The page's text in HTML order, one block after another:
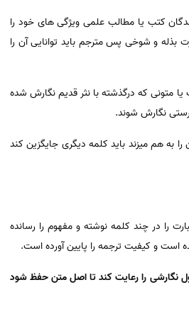
کتب یا مطالب علمی ویژگی های خود را
بذله و شوخی پس مترجم باید توانایی آن را
متونی که درگذشته با نثر قدیم نگارش شده
نگارش شوند.
هم میزند باید کلمه دیگری جایگزین کند
را در چند کلمه نوشته و مفهوم را رسانده
و کیفیت ترجمه را پایین آورده است.
نگارشی را رعایت کند تا اصل متن حفظ شود